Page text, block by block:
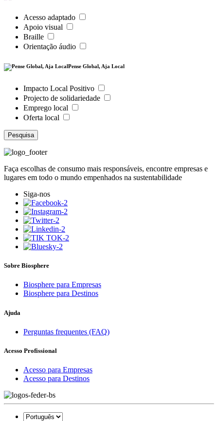
Acesso adaptado
Apoio visual
Braille
Orientação áudio
Pense Global, Aja Local
Impacto Local Positivo
Projecto de solidariedade
Emprego local
Oferta local
Pesquisa
Faça escolhas de consumo mais responsáveis, encontre empresas e
lugares em todo o mundo empenhados na sustentabilidade
Siga-nos
Sobre Biosphere
Biosphere para Empresas
Biosphere para Destinos
Ajuda
Perguntas frequentes (FAQ)
Acesso Profissional
Acesso para Empresas
Acesso para Destinos